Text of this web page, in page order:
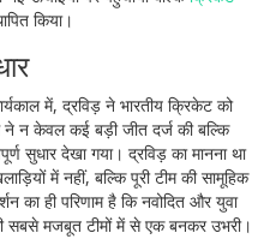
किया।
में, द्रविड़ ने भारतीय क्रिकेट को
ने न केवल कई बड़ी जीत दर्ज की बल्कि
सुधार देखा गया। द्रविड़ का मानना था
में नहीं, बल्कि पूरी टीम की सामूहिक
का ही परिणाम है कि नवोदित और युवा
सबसे मजबूत टीमों में से एक बनकर उभरी।